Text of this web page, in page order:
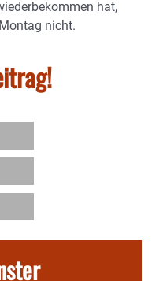
hat,
nicht.